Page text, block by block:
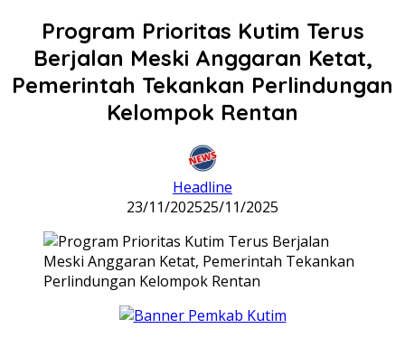
Program Prioritas Kutim Terus
Berjalan Meski Anggaran Ketat,
Pemerintah Tekankan Perlindungan
Kelompok Rentan
Headline
23/11/202525/11/2025